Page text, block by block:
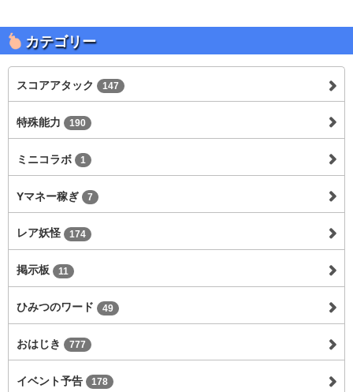
カテゴリー
スコアアタック 147
特殊能力 190
ミニコラボ 1
Yマネー稼ぎ 7
レア妖怪 174
掲示板 11
ひみつのワード 49
おはじき 777
イベント予告 178